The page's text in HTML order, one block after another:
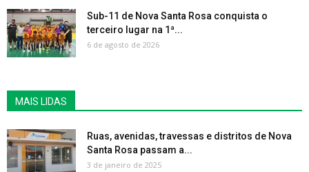
Sub-11 de Nova Santa Rosa conquista o
terceiro lugar na 1ª...
6 de agosto de 2026
MAIS LIDAS
Ruas, avenidas, travessas e distritos de Nova
Santa Rosa passam a...
3 de janeiro de 2025